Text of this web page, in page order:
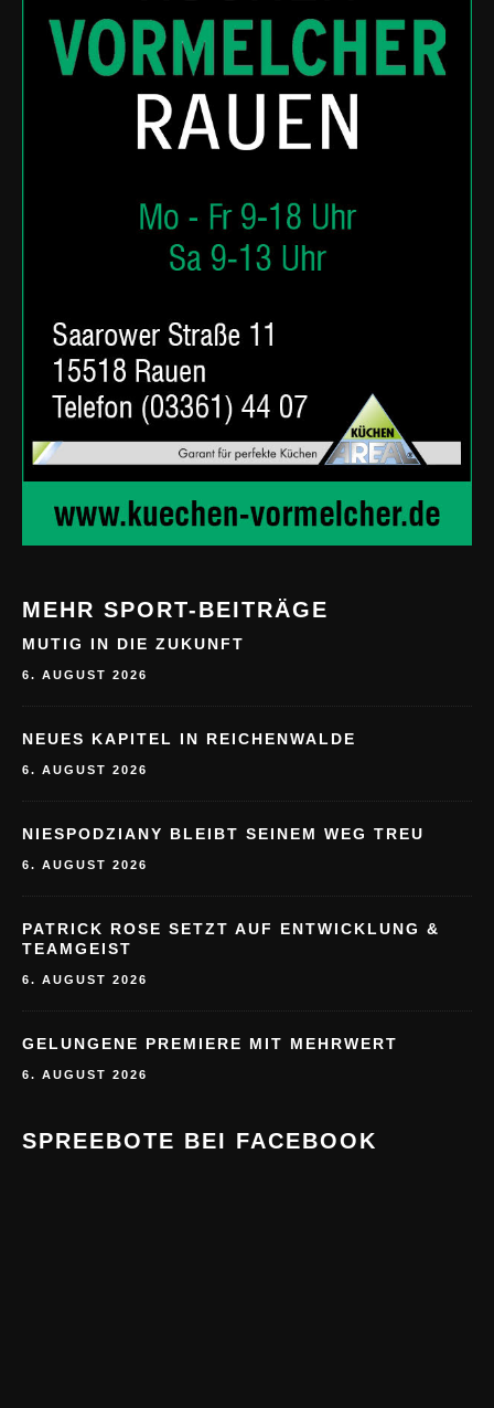
MEHR SPORT-BEITRÄGE
MUTIG IN DIE ZUKUNFT
6. AUGUST 2026
NEUES KAPITEL IN REICHENWALDE
6. AUGUST 2026
NIESPODZIANY BLEIBT SEINEM WEG TREU
6. AUGUST 2026
PATRICK ROSE SETZT AUF ENTWICKLUNG &
TEAMGEIST
6. AUGUST 2026
GELUNGENE PREMIERE MIT MEHRWERT
6. AUGUST 2026
SPREEBOTE BEI FACEBOOK